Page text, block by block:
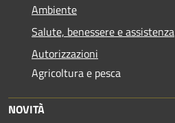
Ambiente
Salute, benessere e assistenza
Autorizzazioni
Agricoltura e pesca
NOVITÀ